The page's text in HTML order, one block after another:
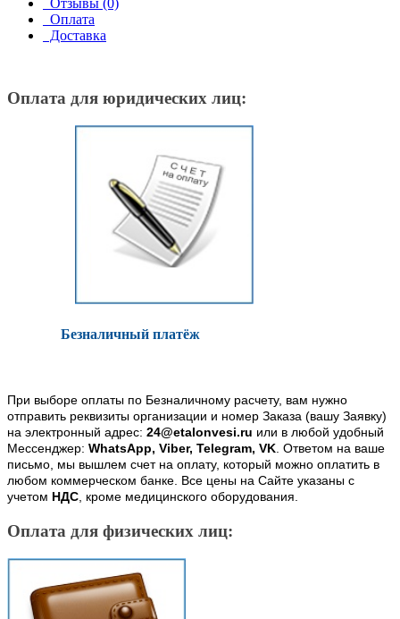
Отзывы (0)
Оплата
Доставка
Оплата для юридических лиц:
Безналичный платёж
При выборе оплаты по Безналичному расчету, вам нужно
отправить реквизиты организации и номер Заказа (вашу Заявку)
на электронный адрес: 24@etalonvesi.ru или в любой удобный
Мессенджер: WhatsApp, Viber, Telegram, VK. Ответом на ваше
письмо, мы вышлем счет на оплату, который можно оплатить в
любом коммерческом банке. Все цены на Сайте указаны с
учетом НДС, кроме медицинского оборудования.
Оплата для физических лиц: